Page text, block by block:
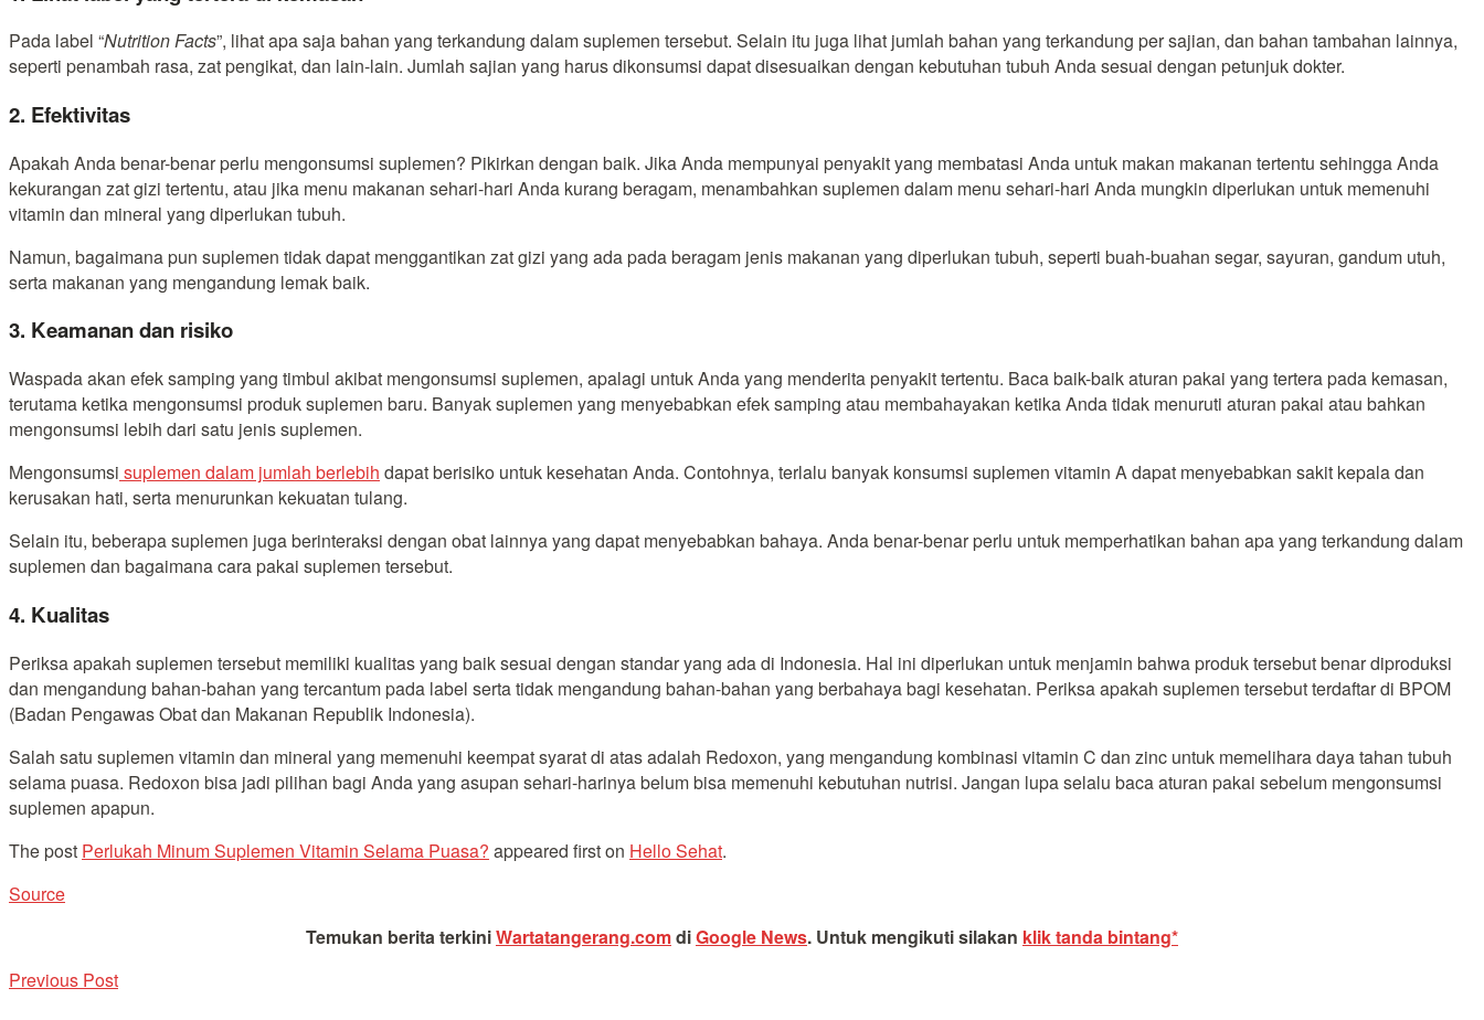
Pada label “Nutrition Facts”, lihat apa saja bahan yang terkandung dalam suplemen tersebut. Selain itu juga lihat jumlah bahan yang terkandung per sajian, dan bahan tambahan lainnya,
seperti penambah rasa, zat pengikat, dan lain-lain. Jumlah sajian yang harus dikonsumsi dapat disesuaikan dengan kebutuhan tubuh Anda sesuai dengan petunjuk dokter.
2. Efektivitas
Apakah Anda benar-benar perlu mengonsumsi suplemen? Pikirkan dengan baik. Jika Anda mempunyai penyakit yang membatasi Anda untuk makan makanan tertentu sehingga Anda
kekurangan zat gizi tertentu, atau jika menu makanan sehari-hari Anda kurang beragam, menambahkan suplemen dalam menu sehari-hari Anda mungkin diperlukan untuk memenuhi
vitamin dan mineral yang diperlukan tubuh.
Namun, bagaimana pun suplemen tidak dapat menggantikan zat gizi yang ada pada beragam jenis makanan yang diperlukan tubuh, seperti buah-buahan segar, sayuran, gandum utuh,
serta makanan yang mengandung lemak baik.
3. Keamanan dan risiko
Waspada akan efek samping yang timbul akibat mengonsumsi suplemen, apalagi untuk Anda yang menderita penyakit tertentu. Baca baik-baik aturan pakai yang tertera pada kemasan,
terutama ketika mengonsumsi produk suplemen baru. Banyak suplemen yang menyebabkan efek samping atau membahayakan ketika Anda tidak menuruti aturan pakai atau bahkan
mengonsumsi lebih dari satu jenis suplemen.
Mengonsumsi suplemen dalam jumlah berlebih dapat berisiko untuk kesehatan Anda. Contohnya, terlalu banyak konsumsi suplemen vitamin A dapat menyebabkan sakit kepala dan
kerusakan hati, serta menurunkan kekuatan tulang.
Selain itu, beberapa suplemen juga berinteraksi dengan obat lainnya yang dapat menyebabkan bahaya. Anda benar-benar perlu untuk memperhatikan bahan apa yang terkandung dalam
suplemen dan bagaimana cara pakai suplemen tersebut.
4. Kualitas
Periksa apakah suplemen tersebut memiliki kualitas yang baik sesuai dengan standar yang ada di Indonesia. Hal ini diperlukan untuk menjamin bahwa produk tersebut benar diproduksi
dan mengandung bahan-bahan yang tercantum pada label serta tidak mengandung bahan-bahan yang berbahaya bagi kesehatan. Periksa apakah suplemen tersebut terdaftar di BPOM
(Badan Pengawas Obat dan Makanan Republik Indonesia).
Salah satu suplemen vitamin dan mineral yang memenuhi keempat syarat di atas adalah Redoxon, yang mengandung kombinasi vitamin C dan zinc untuk memelihara daya tahan tubuh
selama puasa. Redoxon bisa jadi pilihan bagi Anda yang asupan sehari-harinya belum bisa memenuhi kebutuhan nutrisi. Jangan lupa selalu baca aturan pakai sebelum mengonsumsi
suplemen apapun.
The post Perlukah Minum Suplemen Vitamin Selama Puasa? appeared first on Hello Sehat.
Source
Temukan berita terkiniWartatangerang.comdiGoogle News. Untuk mengikuti silakan klik tanda bintang*
Previous Post